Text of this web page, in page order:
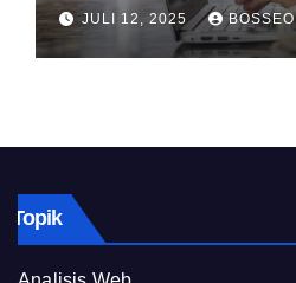
JULI 12, 2025 BOSSEO
Topik